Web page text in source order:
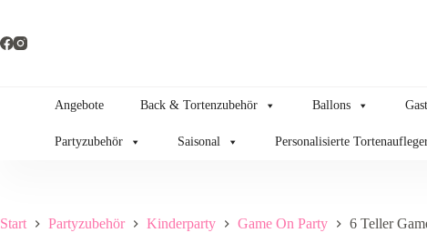
springen
Angebote Back & Tortenzubehör Ballons
Partyzubehör Saisonal Personalisierte
Start Partyzubehör Kinderparty Game On Party 6 Teller